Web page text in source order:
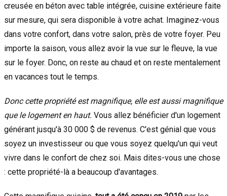
creusée en béton avec table intégrée, cuisine extérieure faite
sur mesure, qui sera disponible à votre achat. Imaginez-vous
dans votre confort, dans votre salon, près de votre foyer. Peu
importe la saison, vous allez avoir la vue sur le fleuve, la vue
sur le foyer. Donc, on reste au chaud et on reste mentalement
en vacances tout le temps.
Donc cette propriété est magnifique, elle est aussi magnifique
que le logement en haut. Vous allez bénéficier d'un logement
générant jusqu'à 30 000 $ de revenus. C'est génial que vous
soyez un investisseur ou que vous soyez quelqu'un qui veut
vivre dans le confort de chez soi. Mais dites-vous une chose
: cette propriété-là a beaucoup d'avantages.